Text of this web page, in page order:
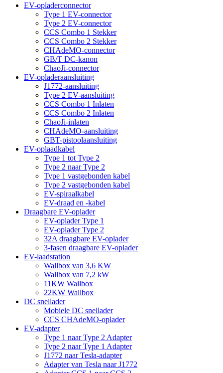
EV-opladerconnector
Type 1 EV-connector
Type 2 EV-connector
CCS Combo 1 Stekker
CCS Combo 2 Stekker
CHAdeMO-connector
GB/T DC-kanon
ChaoJi-connector
EV-opladeraansluiting
J1772-aansluiting
Type 2 EV-aansluiting
CCS Combo 1 Inlaten
CCS Combo 2 Inlaten
ChaoJi-inlaten
CHAdeMO-aansluiting
GBT-pistoolaansluiting
EV-oplaadkabel
Type 1 tot Type 2
Type 2 naar Type 2
Type 1 vastgebonden kabel
Type 2 vastgebonden kabel
EV-spiraalkabel
EV-draad en -kabel
Draagbare EV-oplader
EV-oplader Type 1
EV-oplader Type 2
32A draagbare EV-oplader
3-fasen draagbare EV-oplader
EV-laadstation
Wallbox van 3,6 KW
Wallbox van 7,2 kW
11KW Wallbox
22KW Wallbox
DC snellader
Mobiele DC snellader
CCS CHAdeMO-oplader
EV-adapter
Type 1 naar Type 2 Adapter
Type 2 naar Type 1 Adapter
J1772 naar Tesla-adapter
Adapter van Tesla naar J1772